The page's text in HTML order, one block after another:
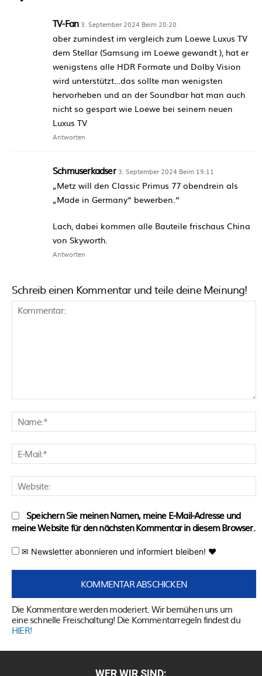
TV-Fan 3. September 2024 Beim 20:20
aber zumindest im vergleich zum Loewe Luxus TV
dem Stellar (Samsung im Loewe gewandt ), hat er
wenigstens alle HDR Formate und Dolby Vision
wird unterstützt…das sollte man wenigsten
hervorheben und an der Soundbar hat man auch
nicht so gespart wie Loewe bei seinem neuen
Luxus TV
Antworten
Schmuserkadser 3. September 2024 Beim 19:11
„Metz will den Classic Primus 77 obendrein als
„Made in Germany“ bewerben.“
Lach, dabei kommen alle Bauteile frischaus China
von Skyworth.
Antworten
Schreib einen Kommentar und teile deine Meinung!
Speichern Sie meinen Namen, meine E-Mail-Adresse und
meine Website für den nächsten Kommentar in diesem Browser.
✉ Newsletter abonnieren und informiert bleiben! ♥
Die Kommentare werden moderiert. Wir bemühen uns um
eine schnelle Freischaltung! Die Kommentarregeln findest du
HIER!